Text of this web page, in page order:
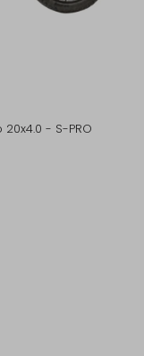
- S-PRO